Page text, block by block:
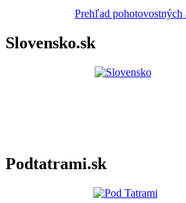
Prehľad pohotovostných
Slovensko.sk
Podtatrami.sk